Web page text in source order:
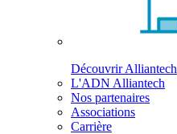
Découvrir Alliantech
L'ADN Alliantech
Nos partenaires
Associations
Carrière